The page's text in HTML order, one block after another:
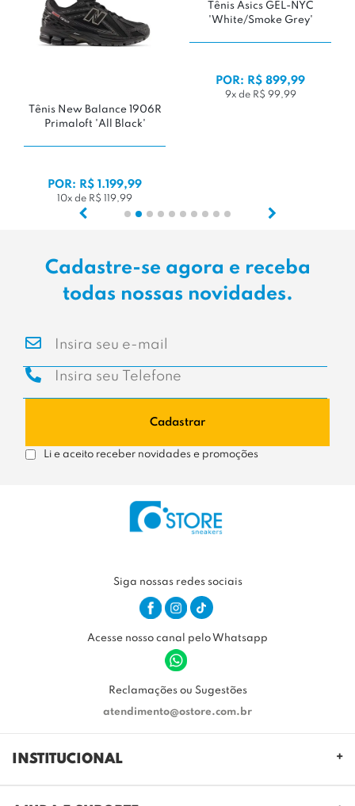
Tênis Asics GEL-NYC
'White/Smoke Grey'
Cadastre-se agora e receba
todas nossas novidades.
Cadastrar
Li e aceito receber novidades e promoções
Siga nossas redes sociais
Acesse nosso canal pelo Whatsapp
Reclamações ou Sugestões
atendimento@ostore.com.br
INSTITUCIONAL